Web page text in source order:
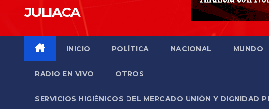
JULIACA
INICIO POLÍTICA NACIONAL MUNDO
RADIO EN VIVO OTROS
SERVICIOS HIGIÉNICOS DEL MERCADO UNIÓN Y DIGNIDAD